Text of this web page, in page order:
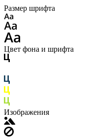
Размер шрифта
Цвет фона и шрифта
Изображения